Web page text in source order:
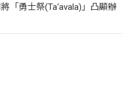
「勇士祭(Ta‘avala)」凸顯辦